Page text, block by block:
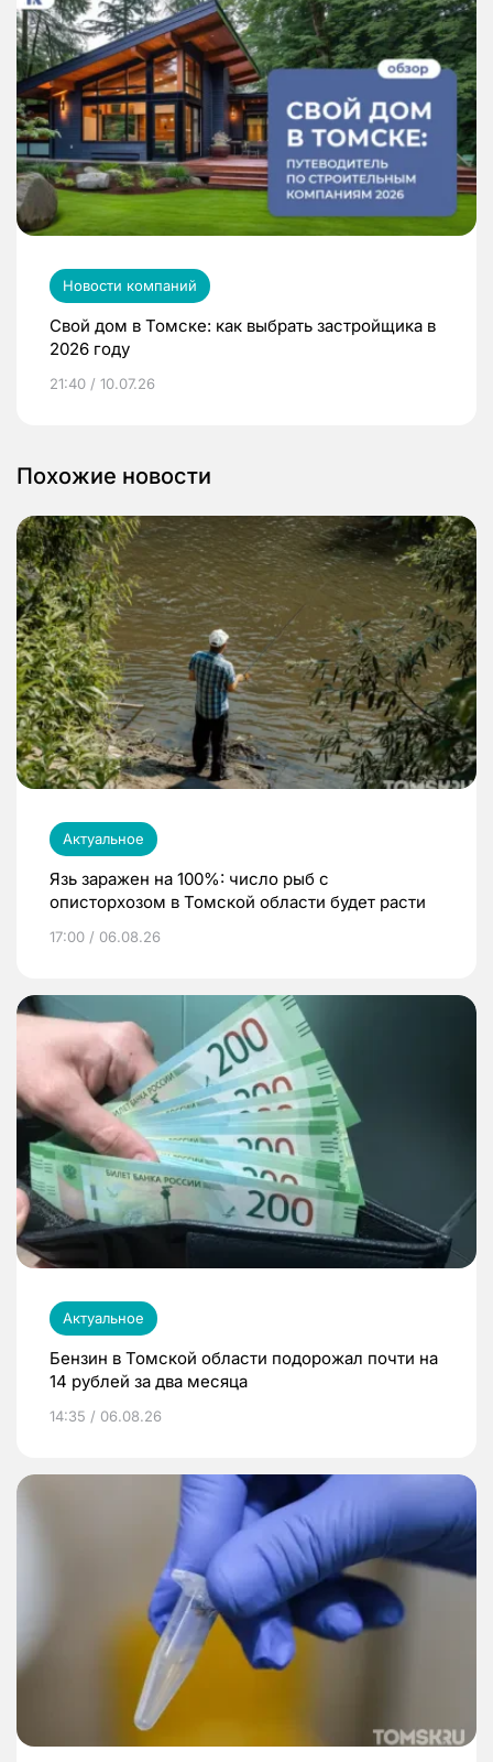
Новости компаний
Свой дом в Томске: как выбрать застройщика в
2026 году
21:40 / 10.07.26
Похожие новости
Актуальное
Язь заражен на 100%: число рыб с
описторхозом в Томской области будет расти
17:00 / 06.08.26
Актуальное
Бензин в Томской области подорожал почти на
14 рублей за два месяца
14:35 / 06.08.26